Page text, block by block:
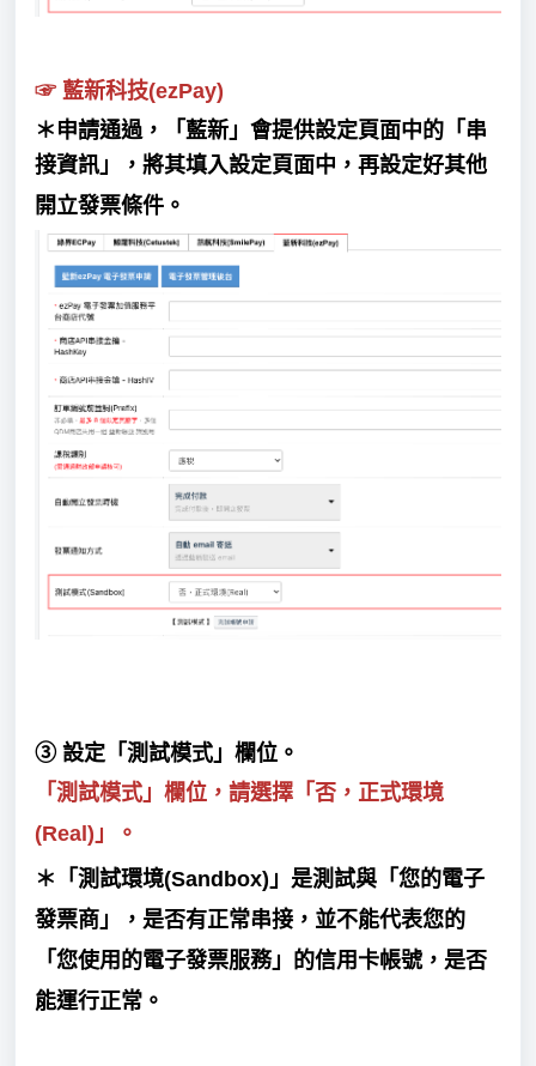
☞ 藍新科技(ezPay)
＊申請通過，「藍新」會提供設定頁面中的「串
接資訊」，將其填入設定頁面中，再設定好其他
開立發票條件。
③ 設定「 測試模式 」 欄位。
「 測試模式」欄位，請選擇「 否，正式環境
(Real)」。
＊「測試環境(Sandbox)」是測試與「您的電子
發票商」，是否有正常串接，並不能代表您的
「您使用的電子發票服務」的信用卡帳號，是否
能運行正常。